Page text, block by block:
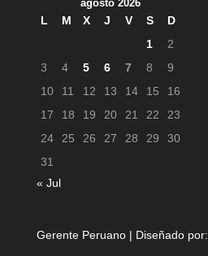
agosto 2026
L M X J V S
D
1
2
3
4 5 6 7 8
9
10
11 12 13 14 15
16
17
18 19 20 21 22
23
24
25 26 27 28 29
30
31
« Jul
Gerente Peruano | Diseñado por: